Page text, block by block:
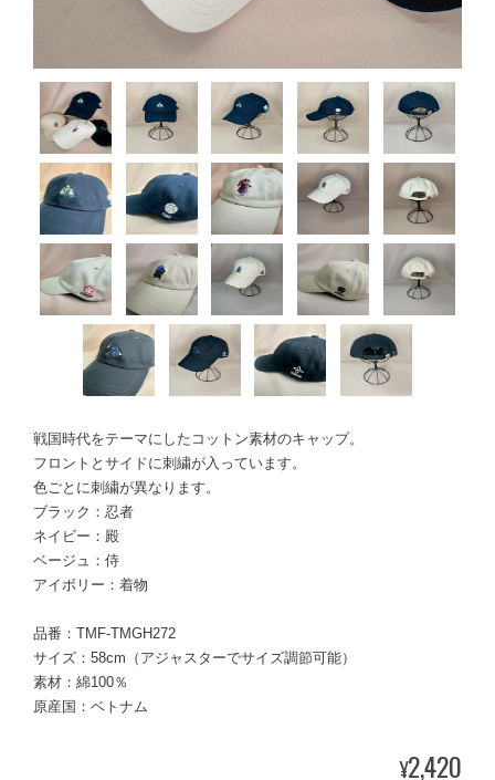
戦国時代をテーマにしたコットン素材のキャップ。
フロントとサイドに刺繍が入っています。
色ごとに刺繍が異なります。
ブラック：忍者
ネイビー：殿
ベージュ：侍
アイボリー：着物
品番：TMF-TMGH272
サイズ：58cm（アジャスターでサイズ調節可能）
素材：綿100％
原産国：ベトナム
¥2,420